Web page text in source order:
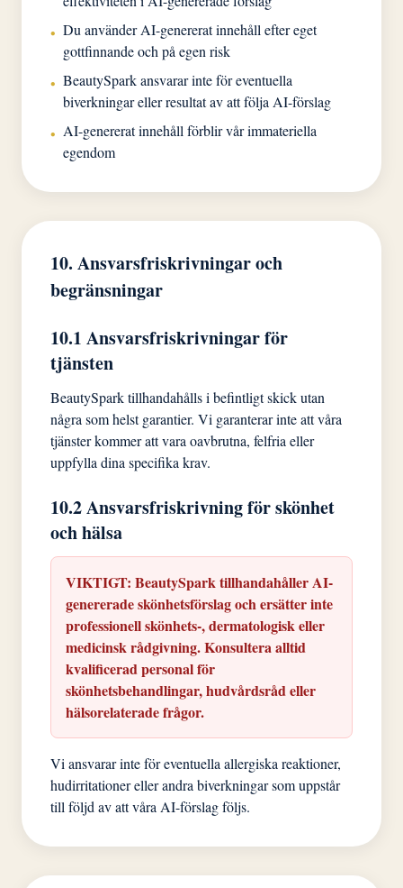
• Du använder AI-genererat innehåll efter eget
gottfinnande och på egen risk
• BeautySpark ansvarar inte för eventuella
biverkningar eller resultat av att följa AI-förslag
• AI-genererat innehåll förblir vår immateriella
egendom
10. Ansvarsfriskrivningar och
begränsningar
10.1 Ansvarsfriskrivningar för
tjänsten
BeautySpark tillhandahålls i befintligt skick utan
några som helst garantier. Vi garanterar inte att våra
tjänster kommer att vara oavbrutna, felfria eller
uppfylla dina specifika krav.
10.2 Ansvarsfriskrivning för skönhet
och hälsa
VIKTIGT: BeautySpark tillhandahåller AI-
genererade skönhetsförslag och ersätter inte
professionell skönhets-, dermatologisk eller
medicinsk rådgivning. Konsultera alltid
kvalificerad personal för
skönhetsbehandlingar, hudvårdsråd eller
hälsorelaterade frågor.
Vi ansvarar inte för eventuella allergiska reaktioner,
hudirritationer eller andra biverkningar som uppstår
till följd av att våra AI-förslag följs.